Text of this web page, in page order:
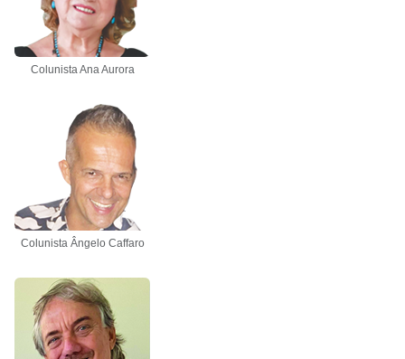
Colunista Ana Aurora
Colunista Ângelo Caffaro